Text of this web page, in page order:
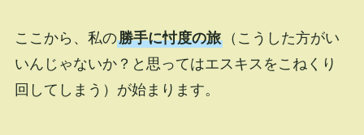
ここから、私の勝手に忖度の旅（こうした方がい
いんじゃないか？と思ってはエスキスをこねくり
回してしまう）が始まります。